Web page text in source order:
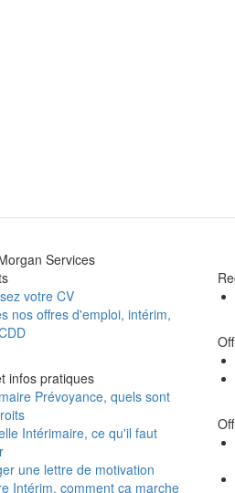
Services
votre CV
nos offres d'emploi, intérim,
infos pratiques
Prévoyance, quels sont
Intérimaire, ce qu'il faut
une lettre de motivation
Intérim, comment ça marche